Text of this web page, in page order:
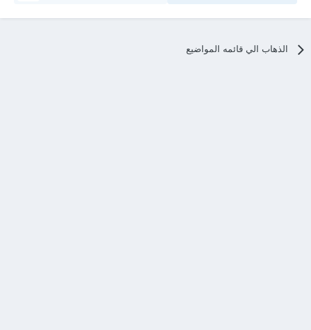
الذهاب الي قائمه المواضيع